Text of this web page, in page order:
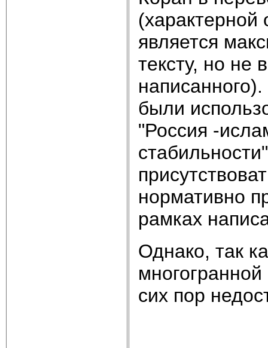
является
тексту, но не
были
"Россия -
нормативно
рамках
Однако, так
сих пор